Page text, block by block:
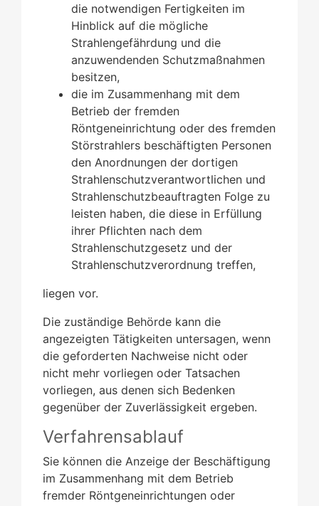
die notwendigen Fertigkeiten im
Hinblick auf die mögliche
Strahlengefährdung und die
anzuwendenden Schutzmaßnahmen
besitzen,
die im Zusammenhang mit dem
Betrieb der fremden
Röntgeneinrichtung oder des fremden
Störstrahlers beschäftigten Personen
den Anordnungen der dortigen
Strahlenschutzverantwortlichen und
Strahlenschutzbeauftragten Folge zu
leisten haben, die diese in Erfüllung
ihrer Pflichten nach dem
Strahlenschutzgesetz und der
Strahlenschutzverordnung treffen,
liegen vor.
Die zuständige Behörde kann die
angezeigten Tätigkeiten untersagen, wenn
die geforderten Nachweise nicht oder
nicht mehr vorliegen oder Tatsachen
vorliegen, aus denen sich Bedenken
gegenüber der Zuverlässigkeit ergeben.
Verfahrensablauf
Sie können die Anzeige der Beschäftigung
im Zusammenhang mit dem Betrieb
fremder Röntgeneinrichtungen oder